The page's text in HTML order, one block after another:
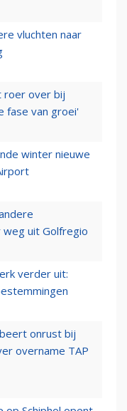
vluchten naar
roer over bij
fase van groei'
winter nieuwe
weg uit Golfregio
verder uit:
onrust bij
overname TAP